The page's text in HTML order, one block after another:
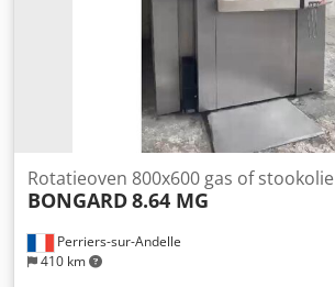
Perriers-sur-Andelle
410 km
Rotatieoven 800x600 gas of stookolie
BONGARD8.64 MG